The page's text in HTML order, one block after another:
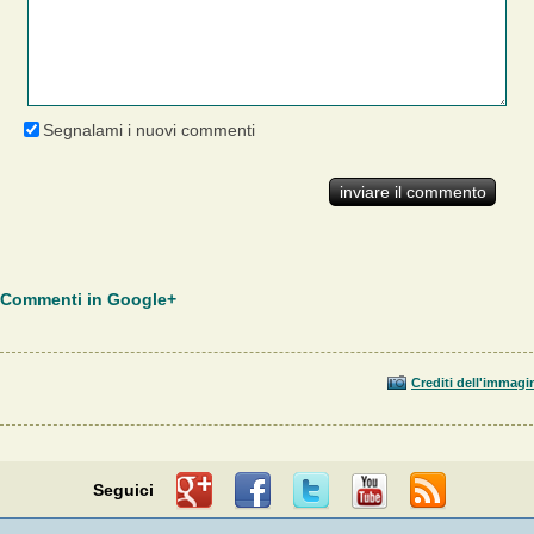
Segnalami i nuovi commenti
Commenti in Google+
Crediti
Seguici